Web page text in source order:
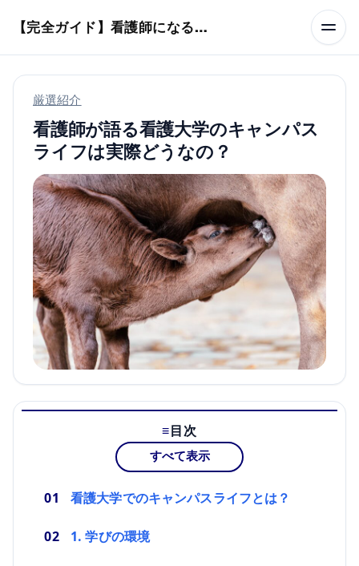
【完全ガイド】看護師になるまでのステップ＆スケジュール
厳選紹介
看護師が語る看護大学のキャンパス
ライフは実際どうなの？
目次
すべて表示
看護大学でのキャンパスライフとは？
1. 学びの環境